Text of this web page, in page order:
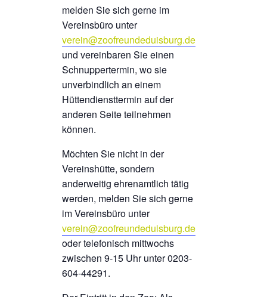
melden Sie sich gerne im
Vereinsbüro unter
verein@zoofreundeduisburg.de
und vereinbaren Sie einen
Schnuppertermin, wo sie
unverbindlich an einem
Hüttendiensttermin auf der
anderen Seite teilnehmen
können.
Möchten Sie nicht in der
Vereinshütte, sondern
anderweitig ehrenamtlich tätig
werden, melden Sie sich gerne
im Vereinsbüro unter
verein@zoofreundeduisburg.de
oder telefonisch mittwochs
zwischen 9-15 Uhr unter 0203-
604-44291.